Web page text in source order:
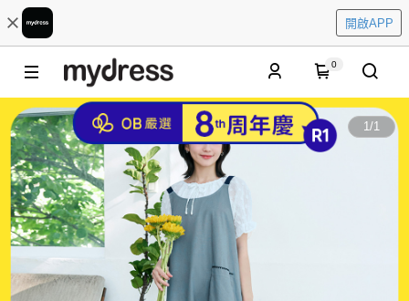
開啟APP
0
1/1